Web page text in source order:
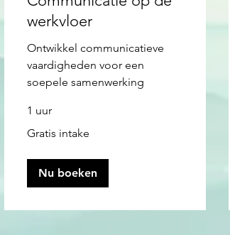
werkvloer
Ontwikkel communicatieve
vaardigheden voor een
soepele samenwerking
1 uur
intake
Gratis intake
Nu boeken